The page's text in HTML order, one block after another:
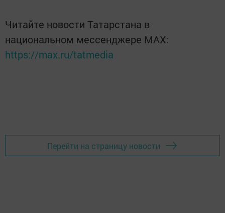
Читайте новости Татарстана в
национальном мессенджере MАХ:
https://max.ru/tatmedia
Перейти на страницу новости